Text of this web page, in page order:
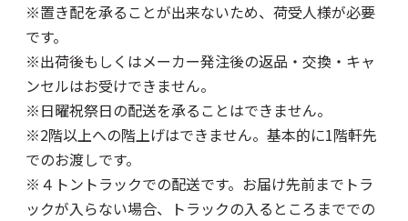
※置き配を承ることが出来ないため、荷受人様が必要
です。
※出荷後もしくはメーカー発注後の返品・交換・キャ
ンセルはお受けできません。
※日曜祝祭日の配送を承ることはできません。
※2階以上への階上げはできません。基本的に1階軒先
でのお渡しです。
※４トントラックでの配送です。お届け先前までトラ
ックが入らない場合、トラックの入るところまででの